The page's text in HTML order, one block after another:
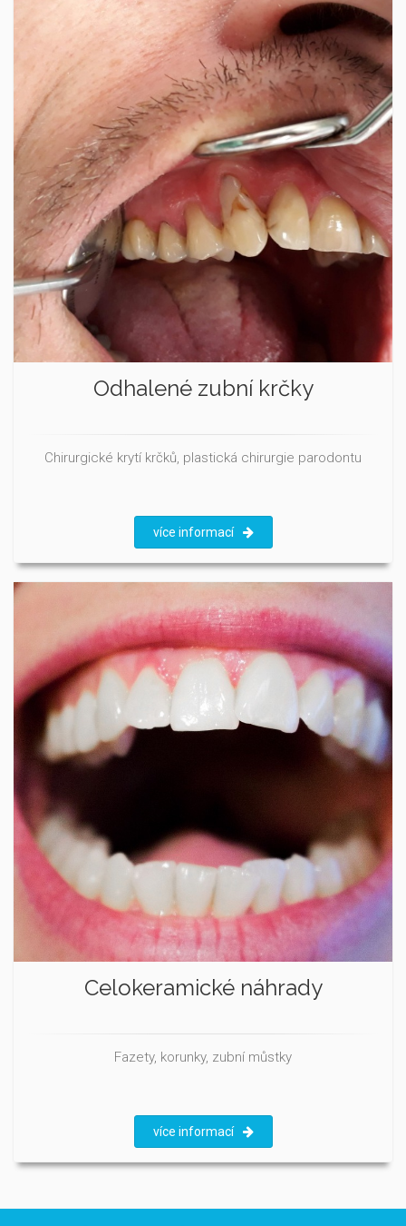
Odhalené zubní krčky
Chirurgické krytí krčků, plastická chirurgie parodontu
více informací
Celokeramické náhrady
Fazety, korunky, zubní můstky
více informací